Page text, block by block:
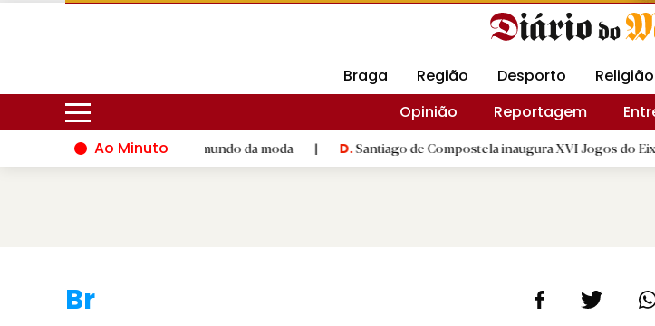
Braga Região Desporto Religião
Opinião
Reportagem
Ao Minuto
e à inovação do mundo da moda | D.Santiago de Compostela inaugura XVI Jogos do Eixo
Braga.